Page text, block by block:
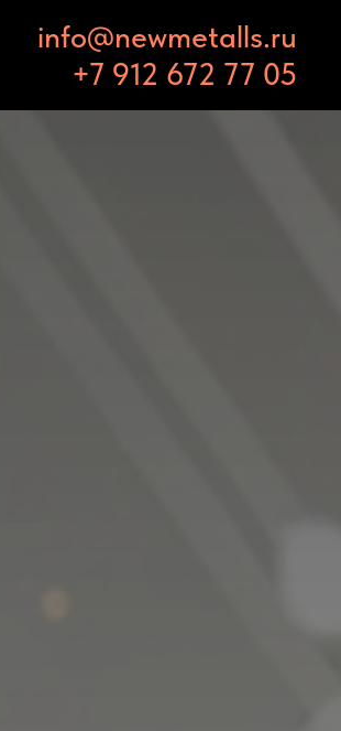
info@newmetalls.ru
+7 912 672 77 05